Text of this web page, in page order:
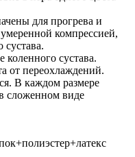
для прогрева и
компрессией,
сустава.
от переохлаждений.
В каждом размере
сложенном виде